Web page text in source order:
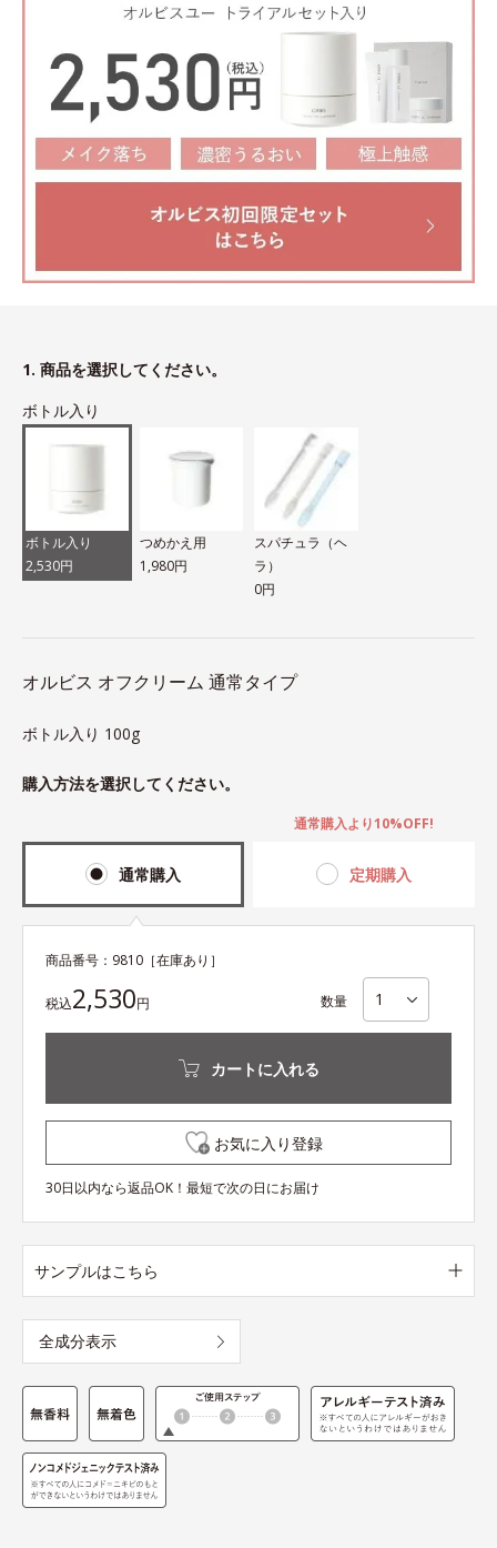
1. 商品を選択してください。
ボトル入り
ボトル入り
2,530円
つめかえ用
1,980円
スパチュラ（ヘ
ラ）
0円
オルビス オフクリーム 通常タイプ
ボトル入り 100g
購入方法を選択してください。
通常購入 定期購入
通常購入より10%OFF!
商品番号： 9810 ［在庫あり］
税込2,530円 数量
カートに入れる
お気に入り登録
30日以内なら返品OK！最短で次の日にお届け
サンプルはこちら
全成分表示